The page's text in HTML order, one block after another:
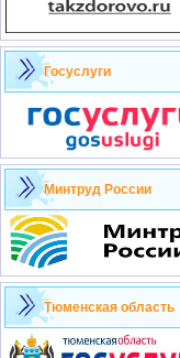
Госуслуги
Минтруд России
Тюменская область